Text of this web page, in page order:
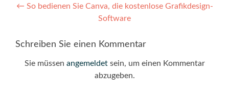
Post
← So bedienen Sie Canva, die kostenlose Grafikdesign-
Software
Schreiben Sie einen Kommentar
Sie müssen angemeldetsein, um einen Kommentar
abzugeben.